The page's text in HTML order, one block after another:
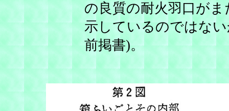
の良質の耐火羽口が
示しているのではな
前掲書)。